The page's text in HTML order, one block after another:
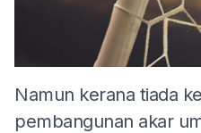
Namun kerana tiada
pembangunan akar